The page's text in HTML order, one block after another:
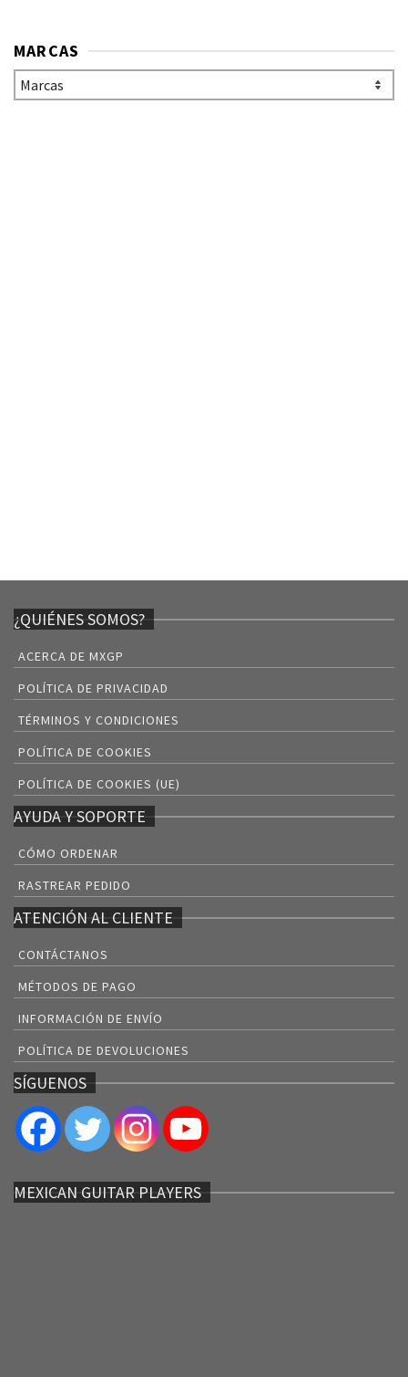
MARCAS
¿QUIÉNES SOMOS?
ACERCA DE MXGP
POLÍTICA DE PRIVACIDAD
TÉRMINOS Y CONDICIONES
POLÍTICA DE COOKIES
POLÍTICA DE COOKIES (UE)
AYUDA Y SOPORTE
CÓMO ORDENAR
RASTREAR PEDIDO
ATENCIÓN AL CLIENTE
CONTÁCTANOS
MÉTODOS DE PAGO
INFORMACIÓN DE ENVÍO
POLÍTICA DE DEVOLUCIONES
SÍGUENOS
MEXICAN GUITAR PLAYERS